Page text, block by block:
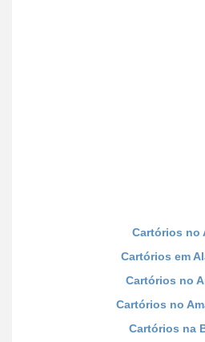
Cartórios no
Cartórios em
Cartórios no
Cartórios no
Cartórios na